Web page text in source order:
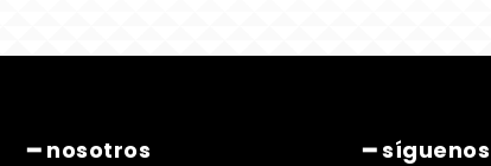
━ nosotros ━ síguenos